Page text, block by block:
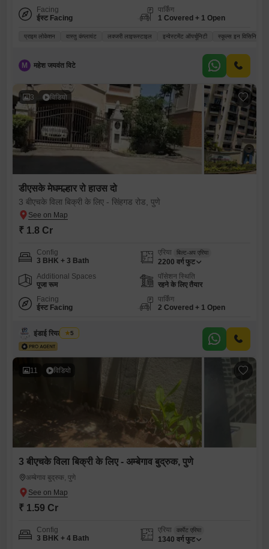
Facing
ईस्ट Facing
पार्किंग
1 Covered + 1 Open
प्राइम लोकेशन वास्तु कंप्लायंट लक्जरी लाइफस्टाइल इन्वेस्टमेंट ऑपर्चूनिटी स्कूल्स इन विसिनिटी
M महेश जयवंत विटे
3 विडियो
डीएसके मेघमल्हार रो हाउस दो
3 बीएचके विला बिक्री के लिए - सिंहगड रोड, पुणे
₹ 1.8 Cr
Config
3 BHK + 3 Bath
एरिया बिल्ट-अप एरिया
2200 वर्ग फुट
Additional Spaces
पूजा रूम
पॉसेशन स्थिति
रहने के लिए तैयार
Facing
ईस्ट Facing
पार्किंग
2 Covered + 1 Open
इंडाई रियल एस्टेट
5
11 विडियो
3 बीएचके विला बिक्री के लिए - अम्बेगाव बुद्रुक, पुणे
अम्बेगाव बुद्रुक, पुणे
₹ 1.59 Cr
Config
3 BHK + 4 Bath
एरिया कार्पेट एरिया
1340 वर्ग फुट